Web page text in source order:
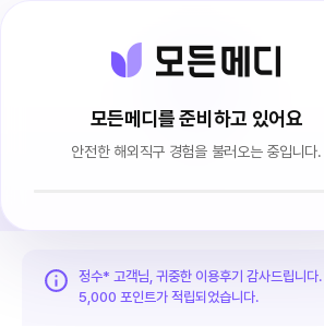
모든메디를 준비하고 있어요
안전한 해외직구 경험을 불러오는 중입니다.
이용후기 브랜드소개
정수* 고객님, 귀중한 이용후기 감사드립니다.
5,000 포인트가 적립되었습니다.